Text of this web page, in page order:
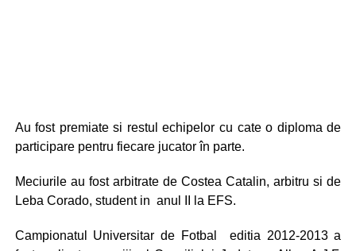
Au fost premiate si restul echipelor cu cate o diploma de
participare pentru fiecare jucator în parte.
Meciurile au fost arbitrate de Costea Catalin, arbitru si de
Leba Corado, student in anul II la EFS.
Campionatul Universitar de Fotbal editia 2012-2013 a